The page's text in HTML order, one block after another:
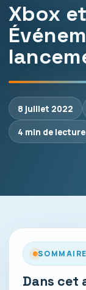
Xbox
8 juillet 2022
4 min de lecture
SOMMAIRE
Dans cet